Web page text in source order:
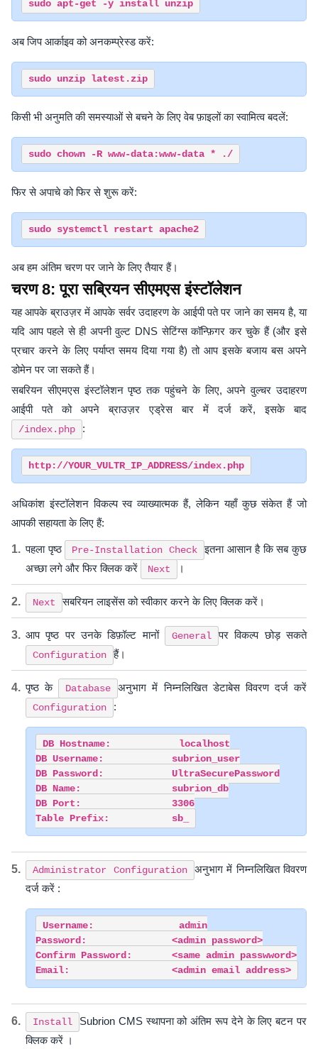
अब जिप आर्काइव को अनकम्प्रेस्ड करें:
किसी भी अनुमति की समस्याओं से बचने के लिए वेब फ़ाइलों का स्वामित्व बदलें:
फिर से अपाचे को फिर से शुरू करें:
अब हम अंतिम चरण पर जाने के लिए तैयार हैं।
चरण 8: पूरा सब्रियन सीएमएस इंस्टॉलेशन
यह आपके ब्राउज़र में आपके सर्वर उदाहरण के आईपी पते पर जाने का समय है, या
यदि आप पहले से ही अपनी वुल्ट DNS सेटिंग्स कॉन्फ़िगर कर चुके हैं (और इसे
प्रचार करने के लिए पर्याप्त समय दिया गया है) तो आप इसके बजाय बस अपने
डोमेन पर जा सकते हैं।
सबरियन सीएमएस इंस्टॉलेशन पृष्ठ तक पहुंचने के लिए, अपने वुल्चर उदाहरण
आईपी पते को अपने ब्राउज़र एड्रेस बार में दर्ज करें, इसके बाद
/index.php :
अधिकांश इंस्टॉलेशन विकल्प स्व व्याख्यात्मक हैं, लेकिन यहाँ कुछ संकेत हैं जो
आपकी सहायता के लिए हैं:
पहला पृष्ठ Pre-Installation Check
इतना आसान है कि सब कुछ
अच्छा लगे और फिर क्लिक करें
Next ।
Next सबरियन लाइसेंस को स्वीकार करने के लिए क्लिक करें।
आप पृष्ठ पर उनके डिफ़ॉल्ट मानों General पर विकल्प छोड़ सकते
Configuration हैं।
पृष्ठ के Database अनुभाग में निम्नलिखित डेटाबेस विवरण दर्ज करें
Configuration :
DB Hostname:            localhost
DB Username:            subrion_user
DB Password:            UltraSecurePassword
DB Name:                subrion_db
DB Port:                3306
Administrator Configuration
अनुभाग में निम्नलिखित विवरण
दर्ज करें :
Username:               admin
Password:               <admin password>
Confirm Password:       <same admin passwword>
Install
Subrion CMS स्थापना को अंतिम रूप देने के लिए बटन पर
क्लिक करें ।